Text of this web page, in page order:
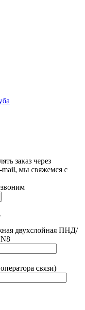
заказ через
mail, мы свяжемся с
двухслойная ПНД/
связи)